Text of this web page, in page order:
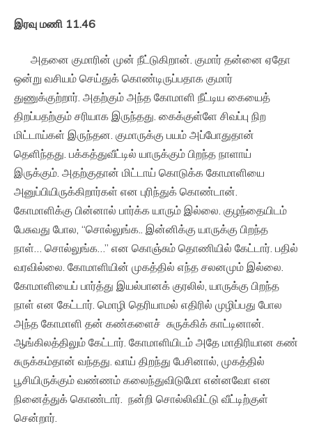
இரவு மணி 11.46
அதனை குமாரின் முன் நீட்டுகிறான். குமார் தன்னை ஏதோ
ஒன்று வசியம் செய்துக் கொண்டிருப்பதாக குமார்
துணுக்குற்றார். அதற்கும் அந்த கோமாளி நீட்டிய கையைத்
திறப்பதற்கும் சரியாக இருந்தது. கைக்குள்ளே சிவப்பு நிற
மிட்டாய்கள் இருந்தன. குமாருக்கு பயம் அப்போதுதான்
தெளிந்தது. பக்கத்துவீட்டில் யாருக்கும் பிறந்த நாளாய்
இருக்கும். அதற்குதான் மிட்டாய் கொடுக்க கோமாளியை
அனுப்பியிருக்கிறார்கள் என புரிந்துக் கொண்டான்.
கோமாளிக்கு பின்னால் பார்க்க யாரும் இல்லை. குழந்தையிடம்
பேசுவது போல, “சொல்லுங்க.. இன்னிக்கு யாருக்கு பிறந்த
நாள்… சொல்லுங்க…” என கொஞ்சும் தொணியில் கேட்டார். பதில்
வரவில்லை. கோமாளியின் முகத்தில் எந்த சலனமும் இல்லை.
கோமாளியைப் பார்த்து இயல்பானக் குரலில், யாருக்கு பிறந்த
நாள் என கேட்டார். மொழி தெரியாமல் எதிரில் முழிப்பது போல
அந்த கோமாளி தன் கண்களைச் சுருக்கிக் காட்டினான்.
ஆங்கிலத்திலும் கேட்டார். கோமாளியிடம் அதே மாதிரியான கண்
சுருக்கம்தான் வந்தது. வாய் திறந்து பேசினால், முகத்தில்
பூசியிருக்கும் வண்ணம் கலைந்துவிடுமோ என்னவோ என
நினைத்துக் கொண்டார். நன்றி சொல்லிவிட்டு வீட்டிற்குள்
சென்றார்.